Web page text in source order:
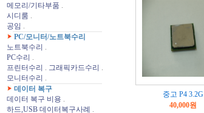
메모리/기타부품 .
시디룸 .
공임 .
PC/모니터/노트북수리
노트북수리 .
PC수리 .
프린터수리 . 그래픽카드수리 .
모니터수리 .
데이터 복구
데이터 복구 비용 .
하드,USB 데이터복구사례 .
중고 P4 3.2G
40,000원